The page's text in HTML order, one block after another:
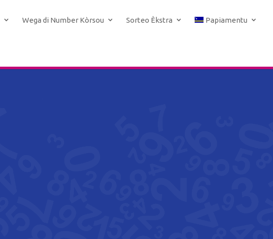
Wega di Number Kòrsou Sorteo Èkstra Papiamentu